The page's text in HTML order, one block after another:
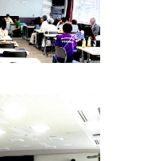
いますが、新しい楽し
ます。 安心して安全に
ながら今の状況ではリ
ばらくの間はオンライ
落ち着き次第また皆さ
ことを心待ちにしてお
心よりお祈りいたしてお
します。
ルカフェ